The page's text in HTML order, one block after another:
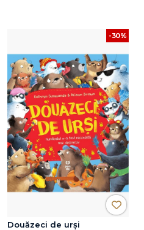
-30%
Douăzeci de urși